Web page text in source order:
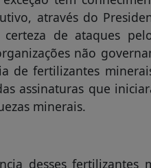
através do
de ataques
não
de fertilizantes
assinaturas que
minerais.
desses